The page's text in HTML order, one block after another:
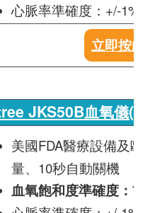
心脈率準確度：+/-1%
立即按此
JKS50B血氧儀(原
美國FDA醫療設備及歐
量、10秒自動關機
血氧飽和度準確度：